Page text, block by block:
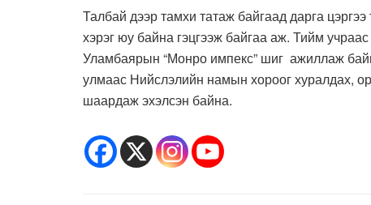
Талбай дээр тамхи татаж байгаад дарга
хэрэг юу байна гэцгээж байгаа аж. Тийм
Уламбаярын “Монро импекс” шиг ажиллаж
улмаас Нийслэлийн намын хороог хуралдах,
шаардаж эхэлсэн байна.